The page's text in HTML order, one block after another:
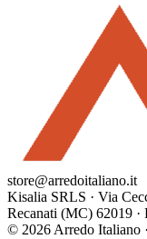
store@arredoitaliano.it
Kisalia SRLS · Via
Recanati (MC) 62019
© 2026 Arredo Italiano